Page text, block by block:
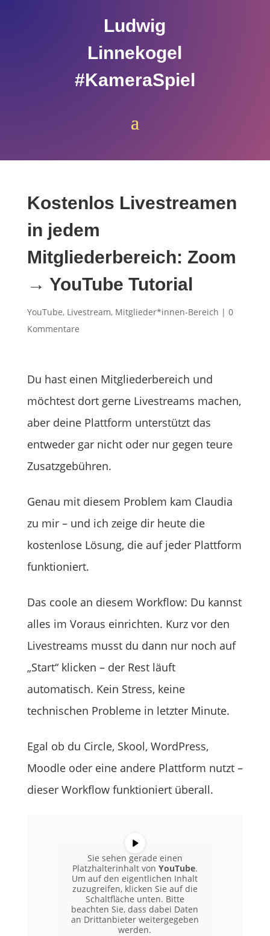
Ludwig
Linnekogel
#KameraSpiel
Kostenlos Livestreamen
in jedem
Mitgliederbereich: Zoom
→ YouTube Tutorial
YouTube, Livestream, Mitglieder*innen-Bereich | 0
Kommentare
Du hast einen Mitgliederbereich und
möchtest dort gerne Livestreams machen,
aber deine Plattform unterstützt das
entweder gar nicht oder nur gegen teure
Zusatzgebühren.
Genau mit diesem Problem kam Claudia
zu mir – und ich zeige dir heute die
kostenlose Lösung, die auf jeder Plattform
funktioniert.
Das coole an diesem Workflow: Du kannst
alles im Voraus einrichten. Kurz vor den
Livestreams musst du dann nur noch auf
„Start“ klicken – der Rest läuft
automatisch. Kein Stress, keine
technischen Probleme in letzter Minute.
Egal ob du Circle, Skool, WordPress,
Moodle oder eine andere Plattform nutzt –
dieser Workflow funktioniert überall.
Sie sehen gerade einen
Platzhalterinhalt von YouTube.
Um auf den eigentlichen Inhalt
zuzugreifen, klicken Sie auf die
Schaltfläche unten. Bitte
beachten Sie, dass dabei Daten
an Drittanbieter weitergegeben
werden.